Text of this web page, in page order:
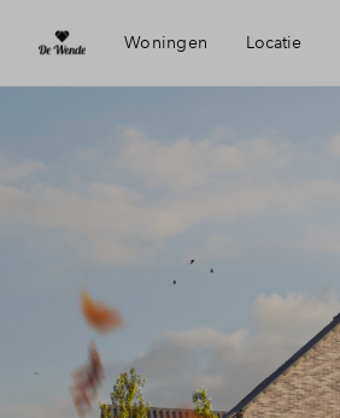
Woningen Locatie
Voorzieningen
Duurzaamheid